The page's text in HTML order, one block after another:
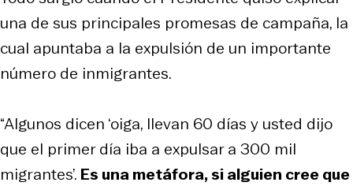
una de sus principales promesas de campaña, la
cual apuntaba a la expulsión de un importante
número de inmigrantes.
“Algunos dicen ‘oiga, llevan 60 días y usted dijo
que el primer día iba a expulsar a 300 mil
migrantes’. Es una metáfora, si alguien cree que